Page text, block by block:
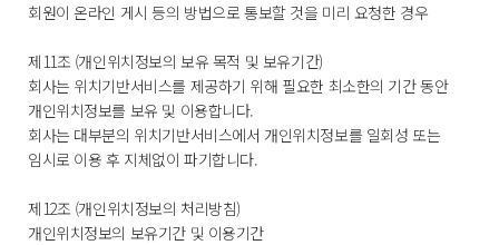
회원이 온라인 게시 등의 방법으로 통보할 것을 미리 요청한 경우
제11조 (개인위치정보의 보유 목적 및 보유기간)
회사는 위치기반서비스를 제공하기 위해 필요한 최소한의 기간 동안
개인위치정보를 보유 및 이용합니다.
회사는 대부분의 위치기반서비스에서 개인위치정보를 일회성 또는
임시로 이용 후 지체없이 파기합니다.
제12조 (개인위치정보의 처리방침)
개인위치정보의 보유기간 및 이용기간